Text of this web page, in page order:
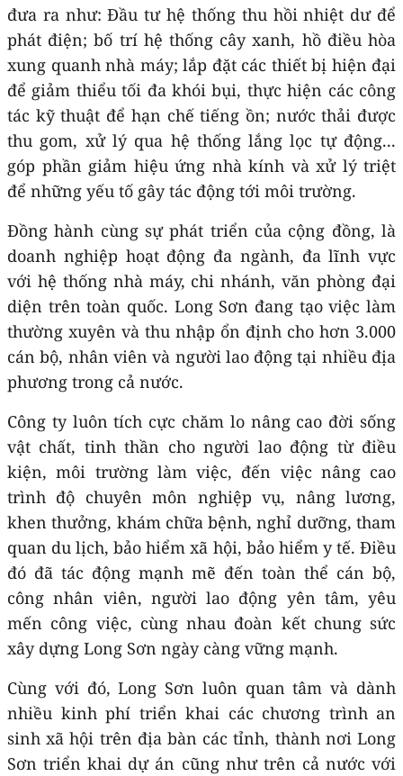
đưa ra như: Đầu tư hệ thống thu hồi nhiệt dư để
phát điện; bố trí hệ thống cây xanh, hồ điều hòa
xung quanh nhà máy; lắp đặt các thiết bị hiện đại
để giảm thiểu tối đa khói bụi, thực hiện các công
tác kỹ thuật để hạn chế tiếng ồn; nước thải được
thu gom, xử lý qua hệ thống lắng lọc tự động...
góp phần giảm hiệu ứng nhà kính và xử lý triệt
để những yếu tố gây tác động tới môi trường.
Đồng hành cùng sự phát triển của cộng đồng, là
doanh nghiệp hoạt động đa ngành, đa lĩnh vực
với hệ thống nhà máy, chi nhánh, văn phòng đại
diện trên toàn quốc. Long Sơn đang tạo việc làm
thường xuyên và thu nhập ổn định cho hơn 3.000
cán bộ, nhân viên và người lao động tại nhiều địa
phương trong cả nước.
Công ty luôn tích cực chăm lo nâng cao đời sống
vật chất, tinh thần cho người lao động từ điều
kiện, môi trường làm việc, đến việc nâng cao
trình độ chuyên môn nghiệp vụ, nâng lương,
khen thưởng, khám chữa bệnh, nghỉ dưỡng, tham
quan du lịch, bảo hiểm xã hội, bảo hiểm y tế. Điều
đó đã tác động mạnh mẽ đến toàn thể cán bộ,
công nhân viên, người lao động yên tâm, yêu
mến công việc, cùng nhau đoàn kết chung sức
xây dựng Long Sơn ngày càng vững mạnh.
Cùng với đó, Long Sơn luôn quan tâm và dành
nhiều kinh phí triển khai các chương trình an
sinh xã hội trên địa bàn các tỉnh, thành nơi Long
Sơn triển khai dự án cũng như trên cả nước với